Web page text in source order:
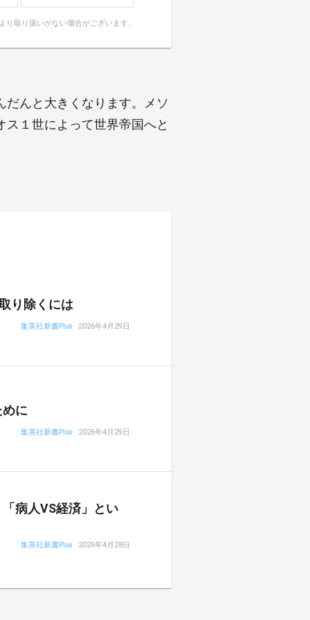
り取り扱いがない場合がございます。
んと大きくなります。メソ
１世によって世界帝国へと
り除くには
集英社新書Plus 2026年4月29日
に
集英社新書Plus 2026年4月29日
病人VS経済」とい
集英社新書Plus 2026年4月28日